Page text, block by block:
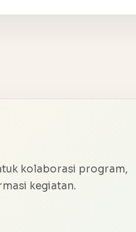
kolaborasi program,
kegiatan.